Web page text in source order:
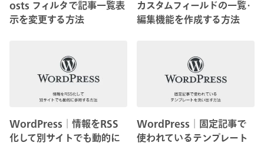
osts フィルタで記事一覧表
示を変更する方法
カスタムフィールドの一覧･
編集機能を作成する方法
WordPress│情報をRSS
化して別サイトでも動的に
WordPress│固定記事で
使われているテンプレート